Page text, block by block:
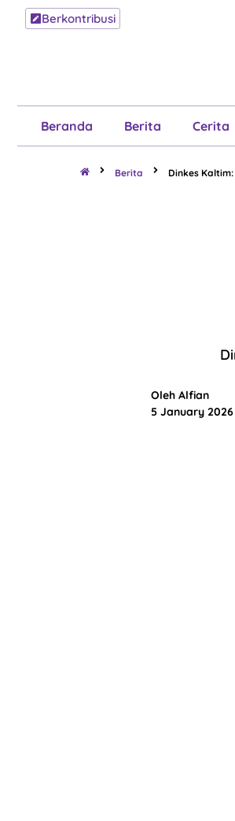
Berkontribusi
Beranda Berita Cerita
Berita Dinkes
Oleh Alfian
5 January 2026